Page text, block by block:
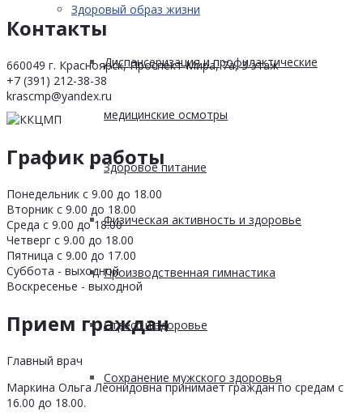
Здоровый образ жизни
Диспансеризация и профилактические
медицинские осмотры
Здоровое питание
Физическая активность и здоровье
Производственная гимнастика
Стресс и здоровье
Сохранение мужского здоровья
Контакты
660049 г. Красноярск, Проспект Мира, 7а, 3 этаж
+7 (391) 212-38-38
krascmp@yandex.ru
График работы
Понедельник с 9.00 до 18.00
Вторник с 9.00 до 18.00
Среда с 9.00 до 18.00
Четверг с 9.00 до 18.00
Пятница с 9.00 до 17.00
Суббота - выходной
Воскресенье - выходной
Прием граждан
Главный врач
Маркина Ольга Леонидовна принимает граждан по средам с
16.00 до 18.00.